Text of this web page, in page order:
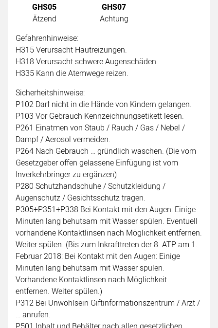
GHS05
Ätzend
GHS07
Achtung
Gefahrenhinweise:
H315 Verursacht Hautreizungen.
H318 Verursacht schwere Augenschäden.
H335 Kann die Atemwege reizen.
Sicherheitshinweise:
P102 Darf nicht in die Hände von Kindern gelangen.
P103 Vor Gebrauch Kennzeichnungsetikett lesen.
P261 Einatmen von Staub / Rauch / Gas / Nebel /
Dampf / Aerosol vermeiden.
P264 Nach Gebrauch … gründlich waschen. (Die vom
Gesetzgeber offen gelassene Einfügung ist vom
Inverkehrbringer zu ergänzen)
P280 Schutzhandschuhe / Schutzkleidung /
Augenschutz / Gesichtsschutz tragen.
P305+P351+P338 Bei Kontakt mit den Augen: Einige
Minuten lang behutsam mit Wasser spülen. Eventuell
vorhandene Kontaktlinsen nach Möglichkeit entfernen.
Weiter spülen. (Bis zum Inkrafttreten der 8. ATP am 1.
Februar 2018: Bei Kontakt mit den Augen: Einige
Minuten lang behutsam mit Wasser spülen.
Vorhandene Kontaktlinsen nach Möglichkeit
entfernen. Weiter spülen.)
P312 Bei Unwohlsein Giftinformationszentrum / Arzt /
… anrufen.